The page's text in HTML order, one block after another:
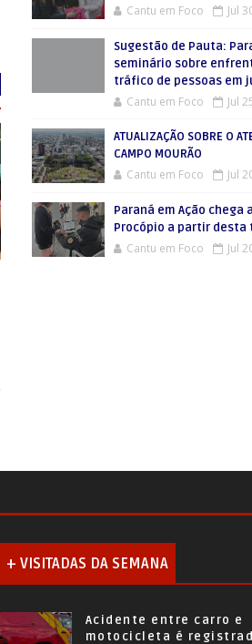
Cantu em Foco Jul
Sugestão de Pauta:
seminário sobre
tráfico de pessoas em
Cantu em Foco Jul
ATUALIZAÇÃO SOBRE O
CAMPO MOURÃO
Cantu em Foco Jul
Paraná em Ação chega
Procópio a partir
Cantu em Foco Jul
+ VISITADAS DA SEMANA
Acidente entre carro e
motocicleta é